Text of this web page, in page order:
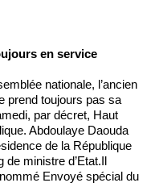
en service
nationale, l’ancien
prend toujours pas sa
par décret, Haut
Abdoulaye Daouda
de la République
ministre d’Etat.Il
Envoyé spécial du